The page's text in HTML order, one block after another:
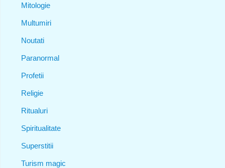
Mitologie
Multumiri
Noutati
Paranormal
Profetii
Religie
Ritualuri
Spiritualitate
Superstitii
Turism magic